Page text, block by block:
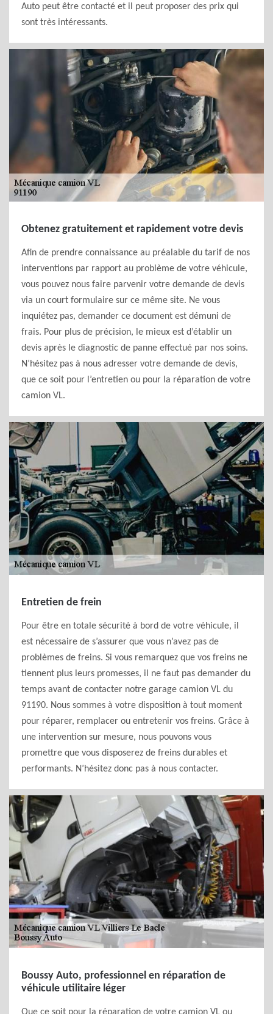
Auto peut être contacté et il peut proposer des prix qui
sont très intéressants.
Obtenez gratuitement et rapidement votre devis
Afin de prendre connaissance au préalable du tarif de nos
interventions par rapport au problème de votre véhicule,
vous pouvez nous faire parvenir votre demande de devis
via un court formulaire sur ce même site. Ne vous
inquiétez pas, demander ce document est démuni de
frais. Pour plus de précision, le mieux est d’établir un
devis après le diagnostic de panne effectué par nos soins.
N’hésitez pas à nous adresser votre demande de devis,
que ce soit pour l’entretien ou pour la réparation de votre
camion VL.
Entretien de frein
Pour être en totale sécurité à bord de votre véhicule, il
est nécessaire de s’assurer que vous n’avez pas de
problèmes de freins. Si vous remarquez que vos freins ne
tiennent plus leurs promesses, il ne faut pas demander du
temps avant de contacter notre garage camion VL du
91190. Nous sommes à votre disposition à tout moment
pour réparer, remplacer ou entretenir vos freins. Grâce à
une intervention sur mesure, nous pouvons vous
promettre que vous disposerez de freins durables et
performants. N’hésitez donc pas à nous contacter.
Boussy Auto, professionnel en réparation de
véhicule utilitaire léger